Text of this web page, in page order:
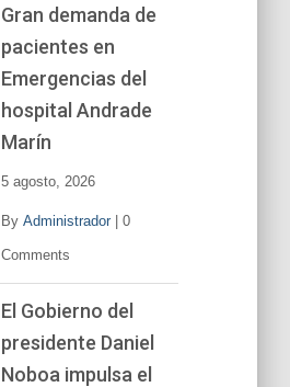
Gran demanda de
pacientes en
Emergencias del
hospital Andrade
Marín
5 agosto, 2026
By Administrador| 0
Comments
El Gobierno del
presidente Daniel
Noboa impulsa el